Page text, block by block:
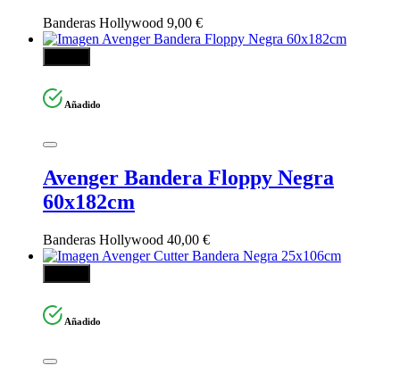
Banderas Hollywood 9,00 €
Añadido
Avenger Bandera Floppy Negra
60x182cm
Banderas Hollywood 40,00 €
Añadido